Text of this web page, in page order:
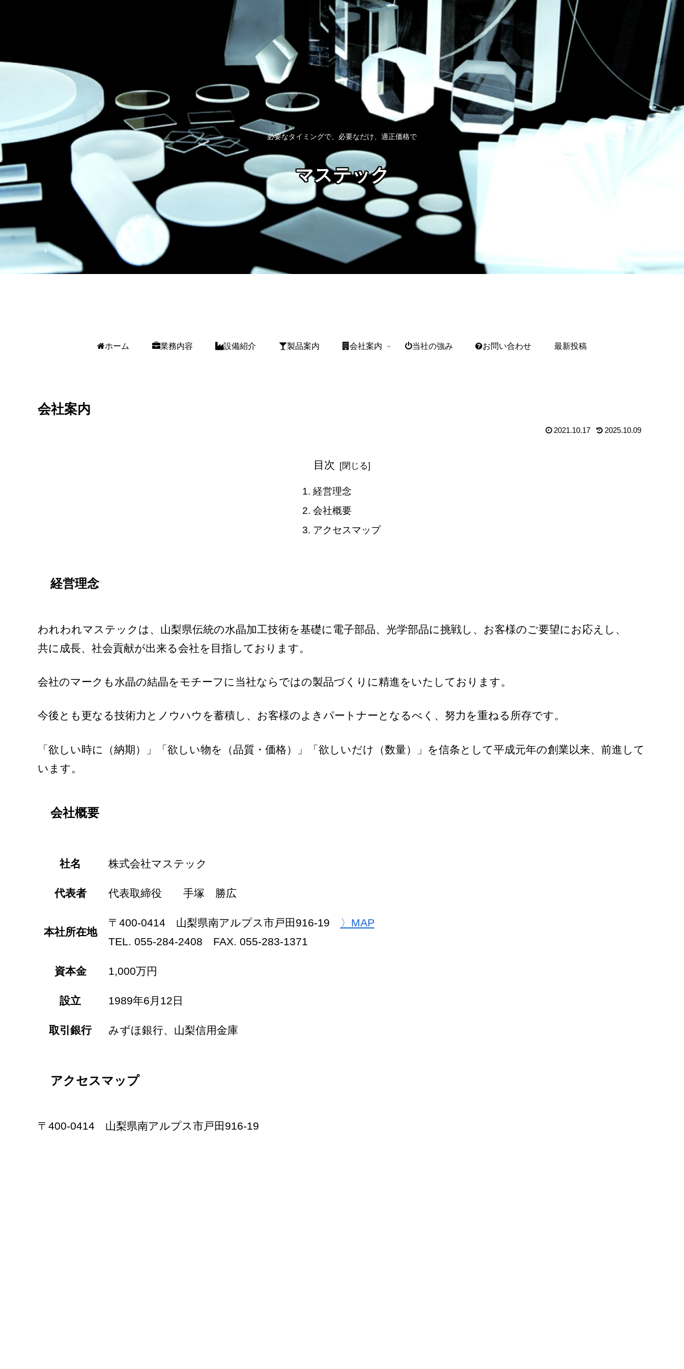
必要なタイミングで、必要なだけ、適正価格で
マステック
ホーム 業務内容 設備紹介 製品案内 会社案内 当社の強み お問い合わせ 最新投稿
会社案内
2021.10.17 2025.10.09
目次
経営理念
会社概要
アクセスマップ
経営理念
われわれマステックは、山梨県伝統の水晶加工技術を基礎に電子部品、光学部品に挑戦し、お客様のご要望にお応えし、
共に成長、社会貢献が出来る会社を目指しております。
会社のマークも水晶の結晶をモチーフに当社ならではの製品づくりに精進をいたしております。
今後とも更なる技術力とノウハウを蓄積し、お客様のよきパートナーとなるべく、努力を重ねる所存です。
「欲しい時に（納期）」「欲しい物を（品質・価格）」「欲しいだけ（数量）」を信条として平成元年の創業以来、前進して
います。
会社概要
社名 株式会社マステック
代表者 代表取締役 手塚 勝広
本社所在地
〒400-0414 山梨県南アルプス市戸田916-19
〉MAP
TEL. 055-284-2408 FAX. 055-283-1371
資本金 1,000万円
設立 1989年6月12日
取引銀行 みずほ銀行、山梨信用金庫
アクセスマップ
〒400-0414 山梨県南アルプス市戸田916-19